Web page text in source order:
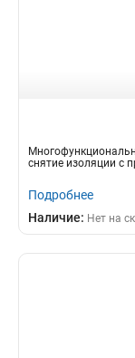
снятие изоляции с
Подробнее
Наличие: Нет на